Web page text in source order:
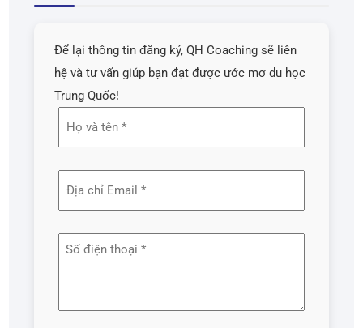
Để lại thông tin đăng ký, QH Coaching sẽ liên
hệ và tư vấn giúp bạn đạt được ước mơ du học
Trung Quốc!
tên
(Required)
email
(Required)
Số